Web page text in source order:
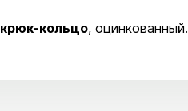
крюк-кольцо, оцинкованный.